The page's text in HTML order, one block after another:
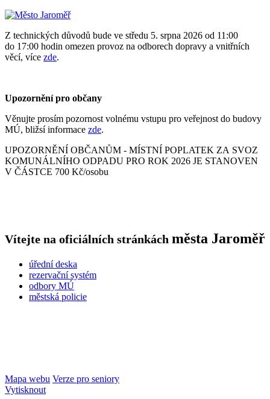
Z technických důvodů bude ve středu 5. srpna 2026 od 11:00
do 17:00 hodin omezen provoz na odborech dopravy a vnitřních
věcí, více zde.
Upozornění pro občany
Věnujte prosím pozornost volnému vstupu pro veřejnost do budovy
MÚ, bližsí informace zde.
UPOZORNĚNÍ OBČANŮM - MÍSTNÍ POPLATEK ZA SVOZ
KOMUNÁLNÍHO ODPADU PRO ROK 2026 JE STANOVEN
V ČÁSTCE 700 Kč/osobu
Vítejte na oficiálních stránkách města Jaroměř
úřední deska
rezervační systém
odbory MÚ
městská policie
Mapa webu Verze pro seniory
Vytisknout